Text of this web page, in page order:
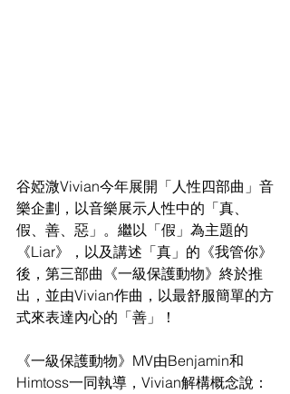
谷婭溦Vivian今年展開「人性四部曲」音
樂企劃，以音樂展示人性中的「真、
假、善、惡」。繼以「假」為主題的
《Liar》，以及講述「真」的《我管你》
後，第三部曲《一級保護動物》終於推
出，並由Vivian作曲，以最舒服簡單的方
式來表達內心的「善」！
《一級保護動物》MV由Benjamin和
Himtoss一同執導，Vivian解構概念說：